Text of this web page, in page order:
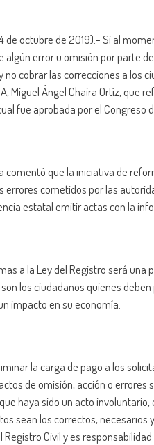
de octubre de 2019).- Si al
algún error u omisión por parte
no cobrar las correcciones a los
Miguel Ángel Chaira Ortíz, que
fue aprobada por el Congreso
comentó que la iniciativa de
errores cometidos por las
estatal emitir actas con la
a la Ley del Registro será
los ciudadanos quienes
impacto en su economía.
la carga de pago a los
de omisión, acción o
haya sido un acto
sean los correctos, necesarios
Registro Civil y es